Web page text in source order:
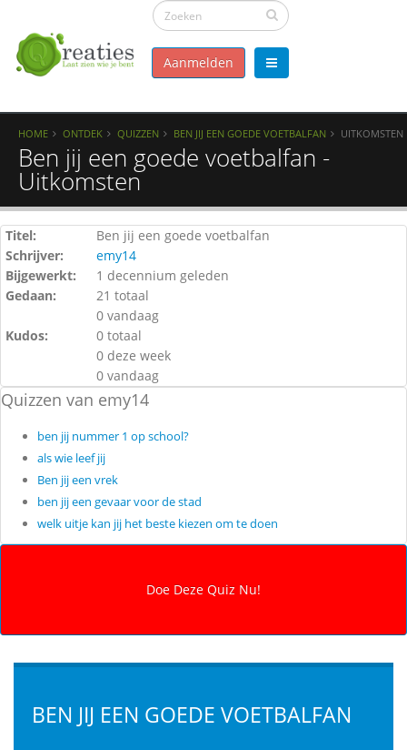
Aanmelden
HOME ONTDEK QUIZZEN BEN JIJ EEN GOEDE VOETBALFAN UITKOMSTEN
Ben jij een goede voetbalfan -
Uitkomsten
Titel:
Ben jij een goede voetbalfan
Schrijver:
emy14
Bijgewerkt:
1 decennium geleden
Gedaan:
21 totaal
0 vandaag
Kudos:
0 totaal
0 deze week
0 vandaag
Quizzen van emy14
ben jij nummer 1 op school?
als wie leef jij
Ben jij een vrek
ben jij een gevaar voor de stad
welk uitje kan jij het beste kiezen om te doen
BEN JIJ EEN GOEDE VOETBALFAN